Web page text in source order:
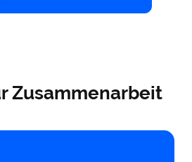
Zusammenarbeit